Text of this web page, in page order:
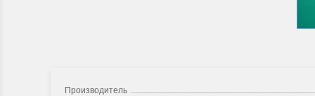
Производитель